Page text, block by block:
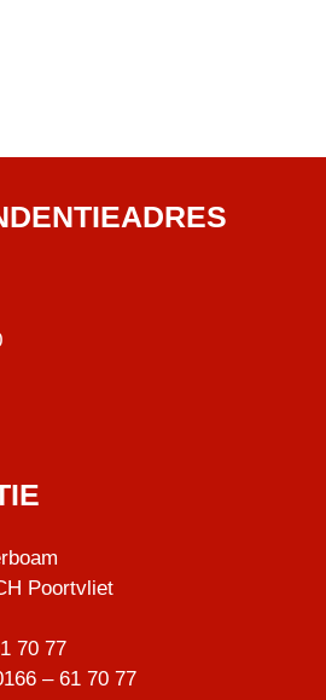
Poortvliet
70 77
– 61 70 77